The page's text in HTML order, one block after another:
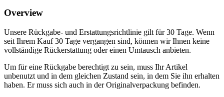
Overview
Unsere Rückgabe- und Erstattungsrichtlinie gilt für 30 Tage. Wenn
seit Ihrem Kauf 30 Tage vergangen sind, können wir Ihnen keine
vollständige Rückerstattung oder einen Umtausch anbieten.
Um für eine Rückgabe berechtigt zu sein, muss Ihr Artikel
unbenutzt und in dem gleichen Zustand sein, in dem Sie ihn erhalten
haben. Er muss sich auch in der Originalverpackung befinden.